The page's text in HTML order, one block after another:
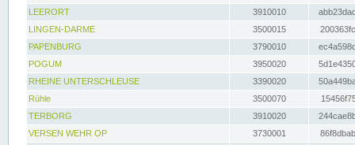
LEERORT
3910010
LINGEN-DARME
3500015
PAPENBURG
3790010
POGUM
3950020
RHEINE UNTERSCHLEUSE
3390020
Rühle
3500070
TERBORG
3910020
VERSEN WEHR OP
3730001